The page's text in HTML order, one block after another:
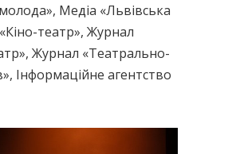
Медіа «Львівська
театр», Журнал
Журнал «Театрально-
Інформаційне агентство